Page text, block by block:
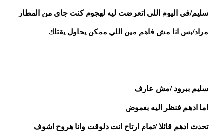
سليم/في اليوم اللي اتعرضت ليه لهجوم كنت جاي من المطار
مراد/بس انا مش فاهم مين اللي ممكن يحاول يقتلك
سليم ببرود /مش عارف
اما ادهم فنظر اليه بغموض